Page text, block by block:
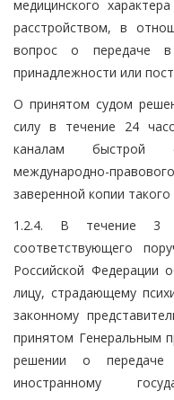
медицинского
расстройством, в
вопрос о передаче в
принадлежности или
О принятом судом
силу в течение 24
каналам быстрой
международно-
заверенной копии
1.2.4. В течение 3
соответствующего
Российской Федерации
лицу, страдающему
законному
принятом Генеральным
решении о
иностранному